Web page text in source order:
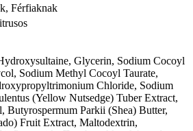
Férfiaknak
Glycerin, Sodium Cocoyl
Sodium Methyl Cocoyl Taurate,
Chloride, Sodium
(Yellow Nutsedge) Tuber Extract,
Butyrospermum Parkii (Shea) Butter,
Fruit Extract, Maltodextrin,